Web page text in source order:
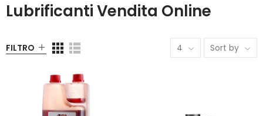
Lubrificanti Vendita Online
FILTRO 4 Sort by